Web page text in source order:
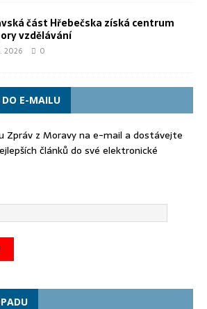
část Hřebečska získá centrum
vzdělávání
2026 0
DO E-MAILU
Zpráv z Moravy na e-mail a dostávejte
článků do své elektronické